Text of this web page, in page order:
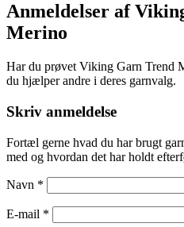
Anmeldelser af
Merino
Har du prøvet Viking Garn Trend
du hjælper andre i deres garnvalg.
Skriv anmeldelse
Fortæl gerne hvad du har brugt
med og hvordan det har holdt
Navn *
E-mail *